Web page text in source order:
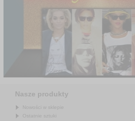
Nasze produkty
Nowości w sklepie
Ostatnie sztuki